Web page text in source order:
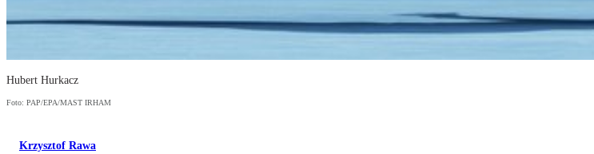
Hubert Hurkacz
Foto: PAP/EPA/MAST IRHAM
Krzysztof Rawa